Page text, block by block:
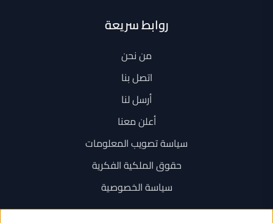
روابط سريعة
من نحن
اتصل بنا
أرسل لنا
أعلن معنا
سياسة تصويب المعلومات
حقوق الملكية الفكرية
سياسة الخصوصية